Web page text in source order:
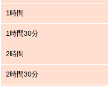
1時間
1時間30分
2時間
2時間30分